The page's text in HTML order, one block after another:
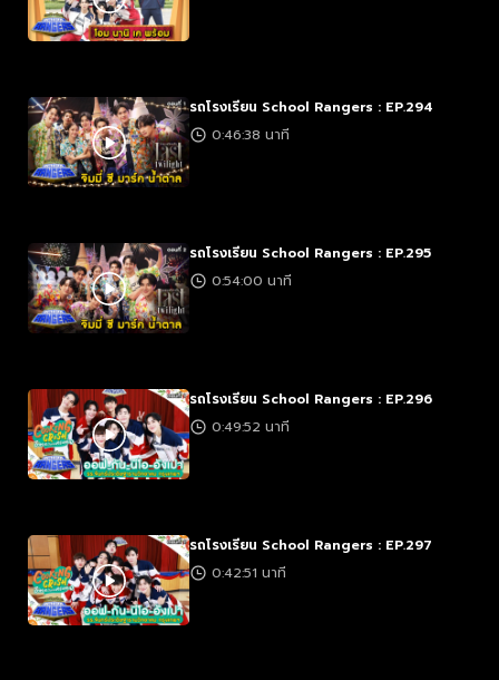
รถโรงเรียน School Rangers : EP.294
0:46:38 นาที
รถโรงเรียน School Rangers : EP.295
0:54:00 นาที
รถโรงเรียน School Rangers : EP.296
0:49:52 นาที
รถโรงเรียน School Rangers : EP.297
0:42:51 นาที